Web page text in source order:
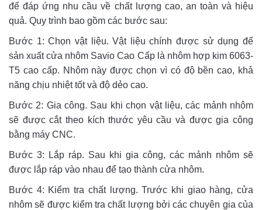
để đáp ứng nhu cầu về chất lượng cao, an toàn và hiệu
quả. Quy trình bao gồm các bước sau:
Bước 1: Chọn vật liệu. Vật liệu chính được sử dụng để
sản xuất cửa nhôm Savio Cao Cấp là nhôm hợp kim 6063-
T5 cao cấp. Nhôm này được chọn vì có độ bền cao, khả
năng chịu nhiệt tốt và độ dẻo cao.
Bước 2: Gia công. Sau khi chọn vật liệu, các mảnh nhôm
sẽ được cắt theo kích thước yêu cầu và được gia công
bằng máy CNC.
Bước 3: Lắp ráp. Sau khi gia công, các mảnh nhôm sẽ
được lắp ráp vào nhau để tạo thành cửa nhôm.
Bước 4: Kiểm tra chất lượng. Trước khi giao hàng, cửa
nhôm sẽ được kiểm tra chất lượng bởi các chuyên gia của